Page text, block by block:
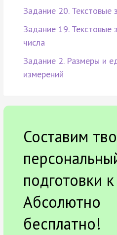
Задание 20. Текстовые
Задание 19. Текстовые
числа
Задание 2. Размеры и
измерений
Составим
подготовки
Абсолютно
бесплатно!